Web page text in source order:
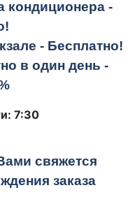
кондиционера -
- Бесплатно!
в один день -
7:30
свяжется
заказа